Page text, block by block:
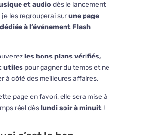
et audio dès le lancement
les regrouperai surune page
à l’événement Flash
les bons plans vérifiés,
utilespour gagner du temps et ne
à côté des meilleures affaires.
page en favori, elle sera mise à
réel dèslundi soir à minuit!